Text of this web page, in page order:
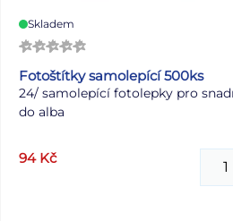
Skladem
Fotoštítky samolepící 500ks
24/ samolepící fotolepky pro
do alba
94 Kč